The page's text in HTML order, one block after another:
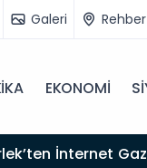
Galeri Rehber
EKONOMİ